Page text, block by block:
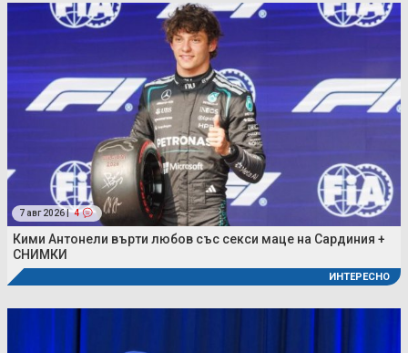
7 авг 2026 | 4
Кими Антонели върти любов със секси маце на Сардиния +
СНИМКИ
ИНТЕРЕСНО